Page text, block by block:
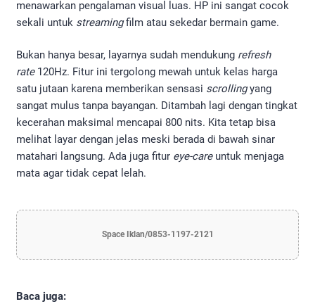
menawarkan pengalaman visual luas. HP ini sangat cocok
sekali untuk streamingfilm atau sekedar bermain game.
Bukan hanya besar, layarnya sudah mendukung refresh
rate 120Hz. Fitur ini tergolong mewah untuk kelas harga
satu jutaan karena memberikan sensasi scrollingyang
sangat mulus tanpa bayangan. Ditambah lagi dengan tingkat
kecerahan maksimal mencapai 800 nits. Kita tetap bisa
melihat layar dengan jelas meski berada di bawah sinar
matahari langsung. Ada juga fitur eye-care untuk menjaga
mata agar tidak cepat lelah.
Space Iklan/0853-1197-2121
Baca juga: